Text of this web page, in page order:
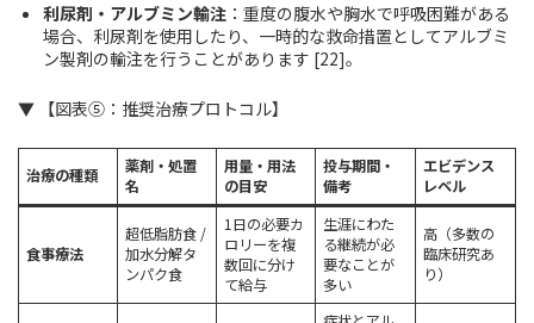
利尿剤・アルブミン輸注 ：重度の腹水や胸水で呼吸困難がある
場合、利尿剤を使用したり、一時的な救命措置としてアルブミ
ン製剤の輸注を行うことがあります [22]。
▼ 【図表⑤：推奨治療プロトコル】
治療の種類
薬剤・処置
名
用量・用法
の目安
投与期間・
備考
エビデンス
レベル
食事療法
超低脂肪食 /
加水分解タ
ンパク食
1日の必要カ
ロリーを複
数回に分け
て給与
生涯にわた
る継続が必
要なことが
多い
高（多数の
臨床研究あ
り）